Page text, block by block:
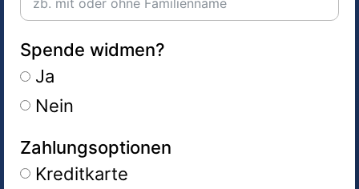
Spende widmen?
Ja
Nein
Zahlungsoptionen
Kreditkarte